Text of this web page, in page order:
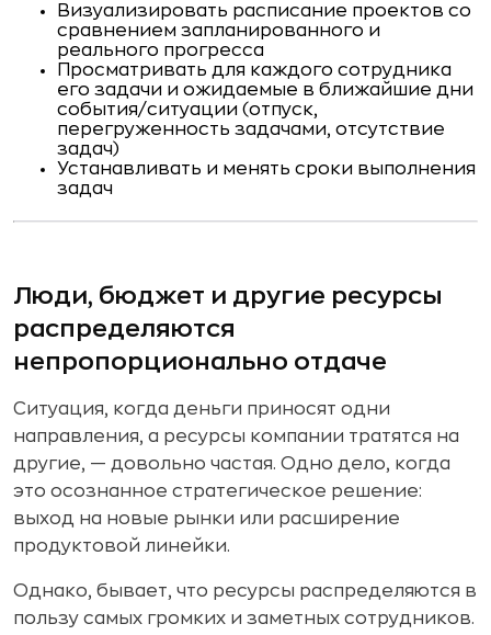
Визуализировать расписание проектов со
сравнением запланированного и
реального прогресса
Просматривать для каждого сотрудника
его задачи и ожидаемые в ближайшие дни
события/ситуации (отпуск,
перегруженность задачами, отсутствие
задач)
Устанавливать и менять сроки выполнения
задач
Люди, бюджет и другие ресурсы
распределяются
непропорционально отдаче
Ситуация, когда деньги приносят одни
направления, а ресурсы компании тратятся на
другие, — довольно частая. Одно дело, когда
это осознанное стратегическое решение:
выход на новые рынки или расширение
продуктовой линейки.
Однако, бывает, что ресурсы распределяются в
пользу самых громких и заметных сотрудников.